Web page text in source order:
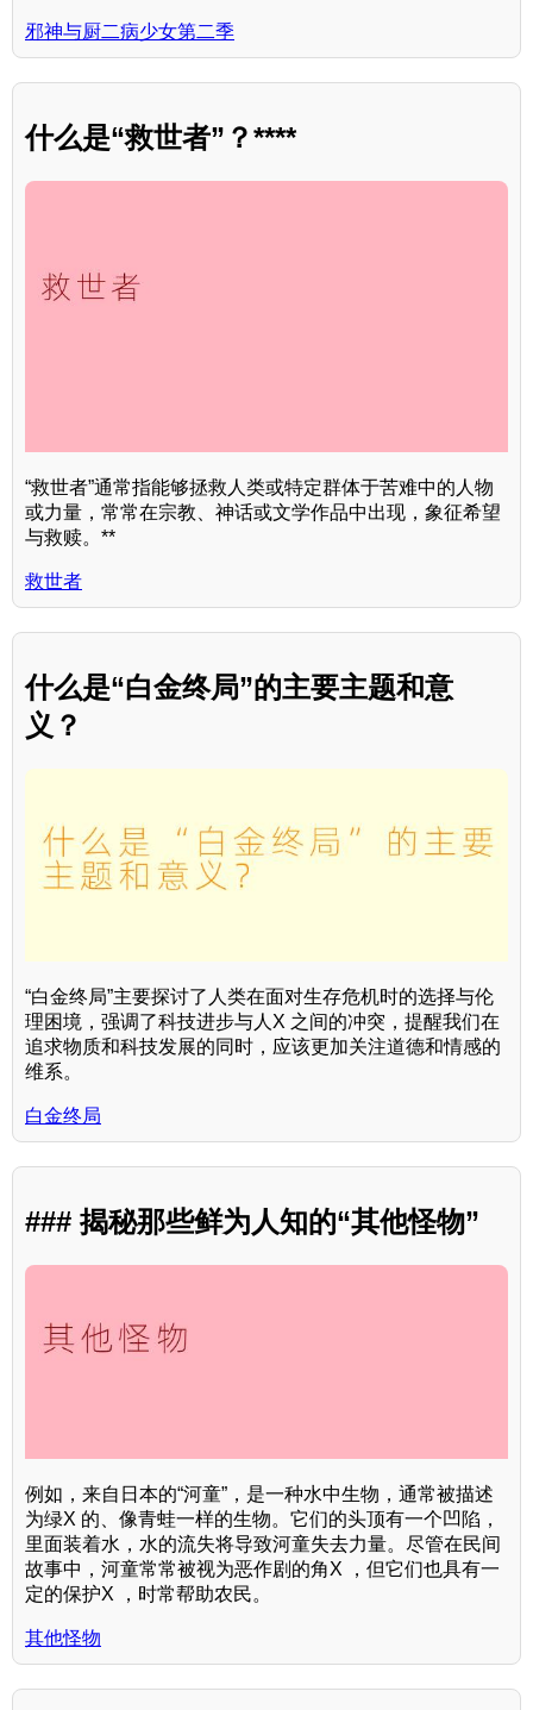
邪神与厨二病少女第二季
什么是“救世者”？****
“救世者”通常指能够拯救人类或特定群体于苦难中的人物
或力量，常常在宗教、神话或文学作品中出现，象征希望
与救赎。**
救世者
什么是“白金终局”的主要主题和意
义？
“白金终局”主要探讨了人类在面对生存危机时的选择与伦
理困境，强调了科技进步与人X 之间的冲突，提醒我们在
追求物质和科技发展的同时，应该更加关注道德和情感的
维系。
白金终局
### 揭秘那些鲜为人知的“其他怪物”
例如，来自日本的“河童”，是一种水中生物，通常被描述
为绿X 的、像青蛙一样的生物。它们的头顶有一个凹陷，
里面装着水，水的流失将导致河童失去力量。尽管在民间
故事中，河童常常被视为恶作剧的角X ，但它们也具有一
定的保护X ，时常帮助农民。
其他怪物